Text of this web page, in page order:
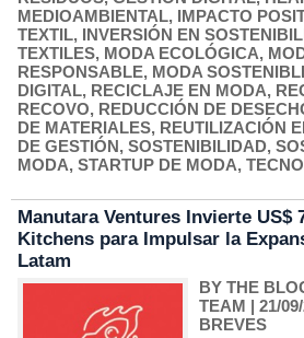
MEDIOAMBIENTAL, IMPACTO
TEXTIL, INVERSIÓN EN
TEXTILES, MODA ECOLÓGICA,
RESPONSABLE, MODA
DIGITAL, RECICLAJE EN MODA,
RECOVO, REDUCCIÓN DE
DE MATERIALES, REUTILIZACIÓN
DE GESTIÓN, SOSTENIBILIDAD,
MODA, STARTUP DE MODA,
Manutara Ventures Invierte US$
Kitchens para Impulsar la
Latam
BY THE
TEAM | 21/
BREVES